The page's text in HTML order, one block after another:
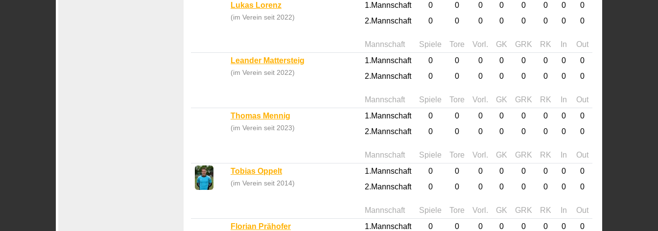
Lukas Lorenz
(im Verein seit 2022)
1.Mannschaft 0 0 0 0 0 0 0
0
2.Mannschaft
0 0 0 0 0 0 0 0
Mannschaft Spiele Tore Vorl. GK GRK RK In
Out
Leander Mattersteig
(im Verein seit 2022)
1.Mannschaft 0 0 0 0 0 0 0
0
2.Mannschaft
0 0 0 0 0 0 0 0
Mannschaft Spiele Tore Vorl. GK GRK RK In
Out
Thomas Mennig
(im Verein seit 2023)
1.Mannschaft 0 0 0 0 0 0 0
0
2.Mannschaft
0 0 0 0 0 0 0 0
Mannschaft Spiele Tore Vorl. GK GRK RK In
Out
Tobias Oppelt
(im Verein seit 2014)
1.Mannschaft 0 0 0 0 0 0 0
0
2.Mannschaft
0 0 0 0 0 0 0 0
Mannschaft Spiele Tore Vorl. GK GRK RK In
Out
Florian Prähofer
1.Mannschaft 0 0 0 0 0 0 0
0